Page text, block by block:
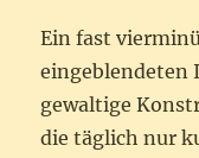
Ein fast
eingeblendeten
gewaltige
die täglich nur